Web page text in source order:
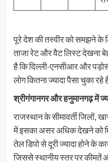
पूरे देश की तस्वीर को समझने
ताजा रेट और वैट लिस्ट देखना
है कि दिल्ली-एनसीआर और
लोग कितना ज्यादा पैसा चुका रहे
श्रीगंगानगर और हनुमानगढ़ में
राजस्थान के सीमावर्ती जिलों,
में इसका असर अधिक देखने को
तेल डिपो से दूरी ज्यादा होने के
जिससे स्थानीय स्तर पर कीमतें